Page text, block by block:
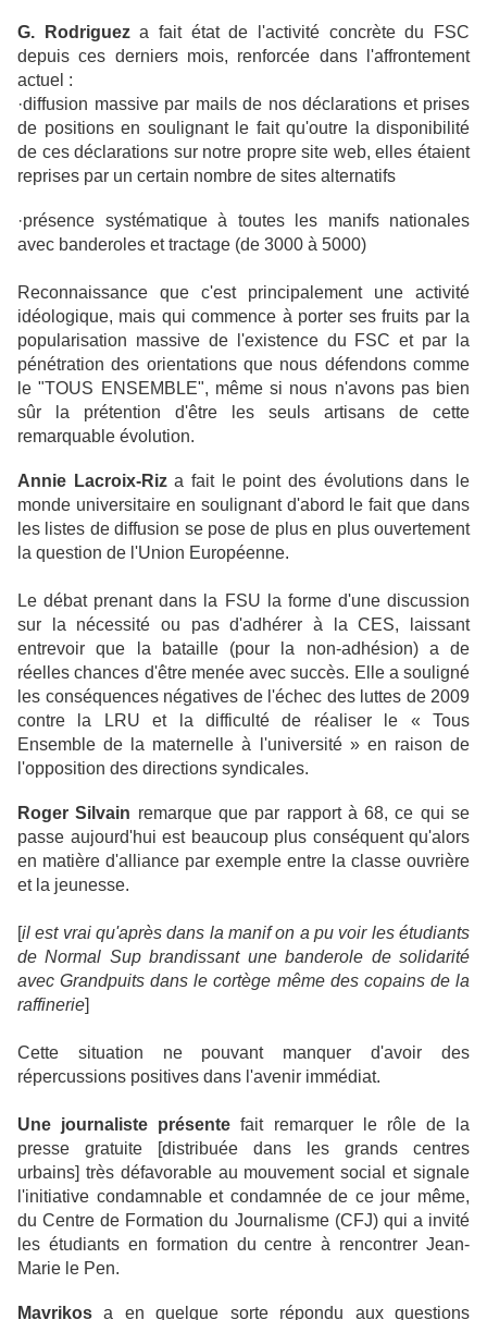
G. Rodrigueza fait état de l'activité concrète du FSC
depuis ces derniers mois, renforcée dans l'affrontement
actuel :
·diffusion massive par mails de nos déclarations et prises
de positions en soulignant le fait qu'outre la disponibilité
de ces déclarations sur notre propre site web, elles étaient
reprises par un certain nombre de sites alternatifs
·présence systématique à toutes les manifs nationales
avec banderoles et tractage (de 3000 à 5000)
Reconnaissance que c'est principalement une activité
idéologique, mais qui commence à porter ses fruits par la
popularisation massive de l'existence du FSC et par la
pénétration des orientations que nous défendons comme
le "TOUS ENSEMBLE", même si nous n'avons pas bien
sûr la prétention d'être les seuls artisans de cette
remarquable évolution.
Annie Lacroix-Riza fait le point des évolutions dans le
monde universitaire en soulignant d'abord le fait que dans
les listes de diffusion se pose de plus en plus ouvertement
la question de l'Union Européenne.
Le débat prenant dans la FSU la forme d'une discussion
sur la nécessité ou pas d'adhérer à la CES, laissant
entrevoir que la bataille (pour la non-adhésion) a de
réelles chances d'être menée avec succès. Elle a souligné
les conséquences négatives de l'échec des luttes de 2009
contre la LRU et la difficulté de réaliser le « Tous
Ensemble de la maternelle à l'université » en raison de
l'opposition des directions syndicales.
Roger Silvain remarque que par rapport à 68, ce qui se
passe aujourd'hui est beaucoup plus conséquent qu'alors
en matière d'alliance par exemple entre la classe ouvrière
et la jeunesse.
[il est vrai qu'après dans la manif on a pu voir les étudiants
de Normal Sup brandissant une banderole de solidarité
avec Grandpuits dans le cortège même des copains de la
raffinerie]
Cette situation ne pouvant manquer d'avoir des
répercussions positives dans l'avenir immédiat.
Une journaliste présente fait remarquer le rôle de la
presse gratuite [distribuée dans les grands centres
urbains] très défavorable au mouvement social et signale
l'initiative condamnable et condamnée de ce jour même,
du Centre de Formation du Journalisme (CFJ) qui a invité
les étudiants en formation du centre à rencontrer Jean-
Marie le Pen.
Mavrikos a en quelque sorte répondu aux questions